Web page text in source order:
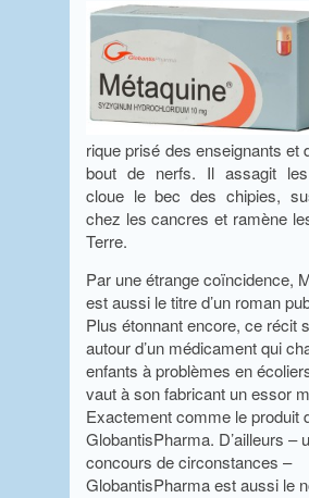
rique prisé des enseignants et
bout de nerfs. Il assagit les
cloue le bec des chipies,
chez les cancres et ramène
Terre.
Par une étrange coïncidence,
est aussi le titre d’un roman
Plus étonnant encore, ce récit
autour d’un médicament qui
enfants à problèmes en
vaut à son fabricant un essor
Exactement comme le produit
GlobantisPharma. D’ailleurs –
concours de circonstances –
GlobantisPharma est aussi le